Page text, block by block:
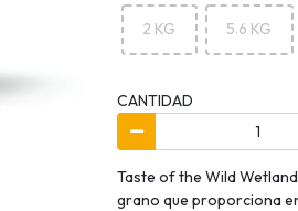
2 KG 5.6 KG
CANTIDAD
Taste of the Wild
grano que proporciona